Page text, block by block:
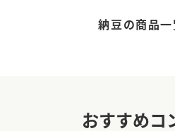
納豆の商品一
おすすめコ